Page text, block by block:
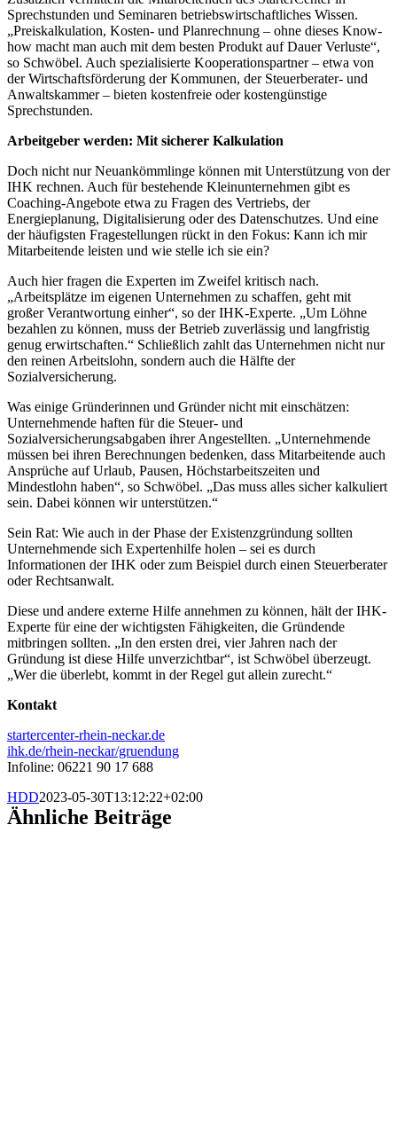
Sprechstunden und Seminaren betriebswirtschaftliches Wissen.
„Preiskalkulation, Kosten- und Planrechnung – ohne dieses Know-
how macht man auch mit dem besten Produkt auf Dauer Verluste“,
so Schwöbel. Auch spezialisierte Kooperationspartner – etwa von
der Wirtschaftsförderung der Kommunen, der Steuerberater- und
Anwaltskammer – bieten kostenfreie oder kostengünstige
Sprechstunden.
Arbeitgeber werden: Mit sicherer Kalkulation
Doch nicht nur Neuankömmlinge können mit Unterstützung von der
IHK rechnen. Auch für bestehende Kleinunternehmen gibt es
Coaching-Angebote etwa zu Fragen des Vertriebs, der
Energieplanung, Digitalisierung oder des Datenschutzes. Und eine
der häufigsten Fragestellungen rückt in den Fokus: Kann ich mir
Mitarbeitende leisten und wie stelle ich sie ein?
Auch hier fragen die Experten im Zweifel kritisch nach.
„Arbeitsplätze im eigenen Unternehmen zu schaffen, geht mit
großer Verantwortung einher“, so der IHK-Experte. „Um Löhne
bezahlen zu können, muss der Betrieb zuverlässig und langfristig
genug erwirtschaften.“ Schließlich zahlt das Unternehmen nicht nur
den reinen Arbeitslohn, sondern auch die Hälfte der
Sozialversicherung.
Was einige Gründerinnen und Gründer nicht mit einschätzen:
Unternehmende haften für die Steuer- und
Sozialversicherungsabgaben ihrer Angestellten. „Unternehmende
müssen bei ihren Berechnungen bedenken, dass Mitarbeitende auch
Ansprüche auf Urlaub, Pausen, Höchstarbeitszeiten und
Mindestlohn haben“, so Schwöbel. „Das muss alles sicher kalkuliert
sein. Dabei können wir unterstützen.“
Sein Rat: Wie auch in der Phase der Existenzgründung sollten
Unternehmende sich Expertenhilfe holen – sei es durch
Informationen der IHK oder zum Beispiel durch einen Steuerberater
oder Rechtsanwalt.
Diese und andere externe Hilfe annehmen zu können, hält der IHK-
Experte für eine der wichtigsten Fähigkeiten, die Gründende
mitbringen sollten. „In den ersten drei, vier Jahren nach der
Gründung ist diese Hilfe unverzichtbar“, ist Schwöbel überzeugt.
„Wer die überlebt, kommt in der Regel gut allein zurecht.“
Kontakt
startercenter-rhein-neckar.de
ihk.de/rhein-neckar/gruendung
Infoline: 06221 90 17 688
HDD2023-05-30T13:12:22+02:00
Ähnliche Beiträge